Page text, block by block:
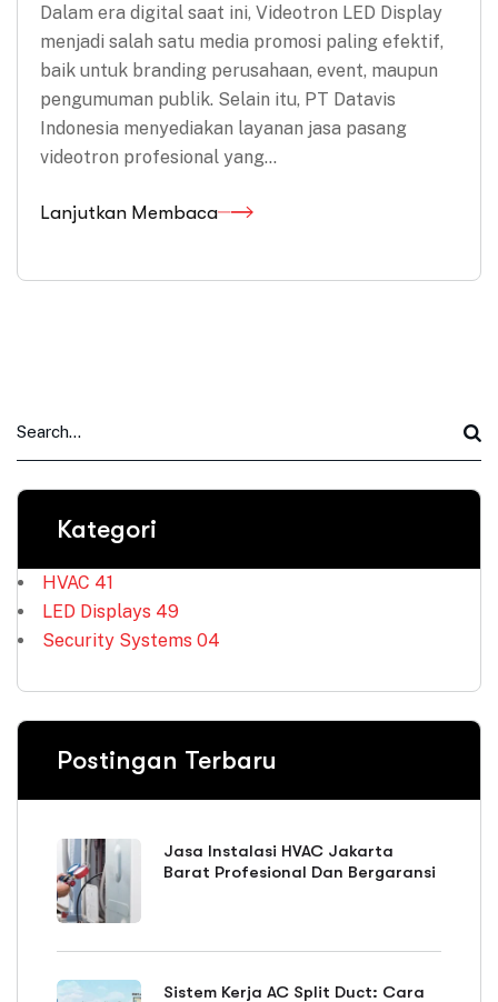
Dalam era digital saat ini, Videotron LED Display
menjadi salah satu media promosi paling efektif,
baik untuk branding perusahaan, event, maupun
pengumuman publik. Selain itu, PT Datavis
Indonesia menyediakan layanan jasa pasang
videotron profesional yang…
Lanjutkan Membaca
Kategori
HVAC 41
LED Displays 49
Security Systems 04
Postingan Terbaru
Jasa Instalasi HVAC Jakarta
Barat Profesional Dan Bergaransi
Sistem Kerja AC Split Duct: Cara